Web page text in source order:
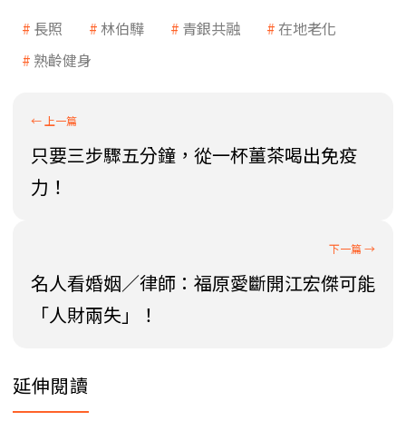
長照 林伯驊 青銀共融
在地老化
熟齡健身
只要三步驟五分鐘，從一杯薑茶喝出免疫
力！
名人看婚姻／律師：福原愛斷開江宏傑可能
「人財兩失」！
延伸閱讀